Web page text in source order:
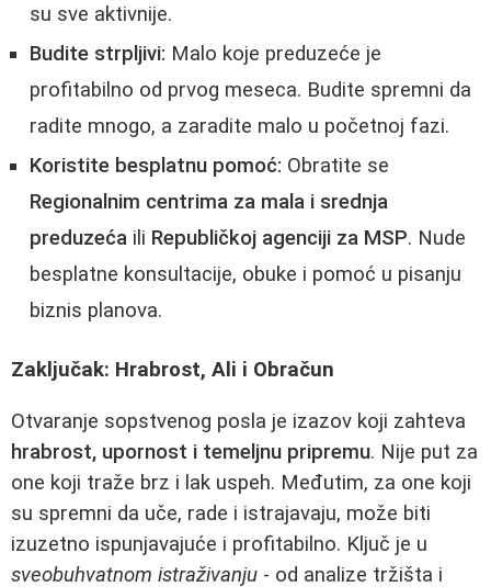
su sve aktivnije.
Budite strpljivi: Malo koje preduzeće je
profitabilno od prvog meseca. Budite spremni da
radite mnogo, a zaradite malo u početnoj fazi.
Koristite besplatnu pomoć: Obratite se
Regionalnim centrima za mala i srednja
preduzeća ili Republičkoj agenciji za MSP. Nude
besplatne konsultacije, obuke i pomoć u pisanju
biznis planova.
Zaključak: Hrabrost, Ali i Obračun
Otvaranje sopstvenog posla je izazov koji zahteva
hrabrost, upornost i temeljnu pripremu. Nije put za
one koji traže brz i lak uspeh. Međutim, za one koji
su spremni da uče, rade i istrajavaju, može biti
izuzetno ispunjavajuće i profitabilno. Ključ je u
sveobuhvatnom istraživanju - od analize tržišta i